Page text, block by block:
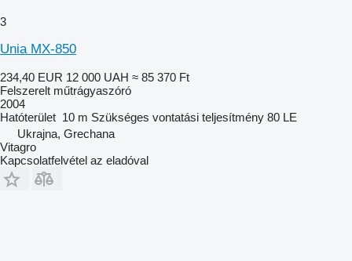
3
Unia MX-850
234,40 EUR 12 000 UAH ≈ 85 370 Ft
Felszerelt műtrágyaszóró
2004
Hatóterület 10 m Szükséges vontatási teljesítmény 80 LE
Ukrajna, Grechana
Vitagro
Kapcsolatfelvétel az eladóval